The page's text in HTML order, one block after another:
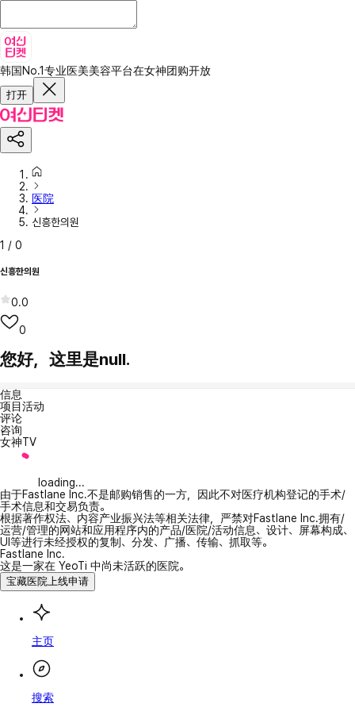
韩国No.1专业医美美容平台在女神团购开放
打开
医院
신흥한의원
1 / 0
신흥한의원
0.0
0
您好，这里是null.
信息
项目活动
评论
咨询
女神TV
loading...
由于Fastlane Inc.不是邮购销售的一方，因此不对医疗机构登记的手术/
手术信息和交易负责。
根据著作权法、内容产业振兴法等相关法律，严禁对Fastlane Inc.拥有/
运营/管理的网站和应用程序内的产品/医院/活动信息、设计、屏幕构成、
UI等进行未经授权的复制、分发、广播、传输、抓取等。
Fastlane Inc.
这是一家在 YeoTi 中尚未活跃的医院。
宝藏医院上线申请
主页
搜索